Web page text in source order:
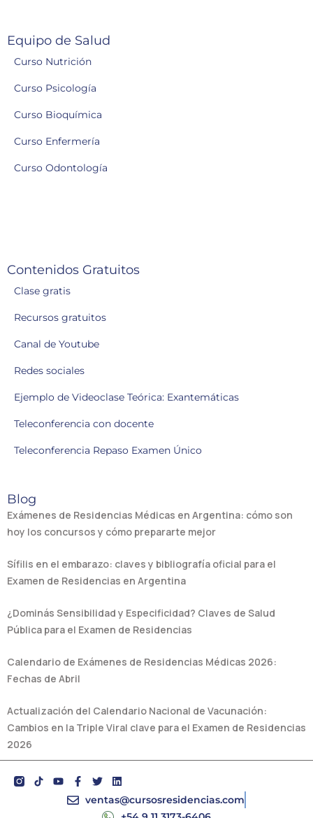
Equipo de Salud
Curso Nutrición
Curso Psicología
Curso Bioquímica
Curso Enfermería
Curso Odontología
Contenidos Gratuitos
Clase gratis
Recursos gratuitos
Canal de Youtube
Redes sociales
Ejemplo de Videoclase Teórica: Exantemáticas
Teleconferencia con docente
Teleconferencia Repaso Examen Único
Blog
Exámenes de Residencias Médicas en Argentina: cómo son
hoy los concursos y cómo prepararte mejor
Sífilis en el embarazo: claves y bibliografía oficial para el
Examen de Residencias en Argentina
¿Dominás Sensibilidad y Especificidad? Claves de Salud
Pública para el Examen de Residencias
Calendario de Exámenes de Residencias Médicas 2026:
Fechas de Abril
Actualización del Calendario Nacional de Vacunación:
Cambios en la Triple Viral clave para el Examen de Residencias
2026
Y
o
F
a
c
T
w
i
L
i
n
ventas@cursosresidencias.com